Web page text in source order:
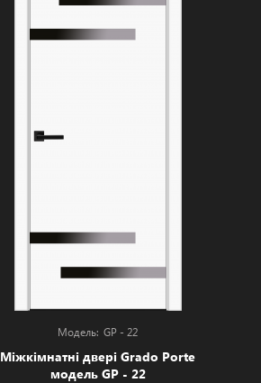
GP - 22
Міжкімнатні двері Grado Porte
модель GP - 22